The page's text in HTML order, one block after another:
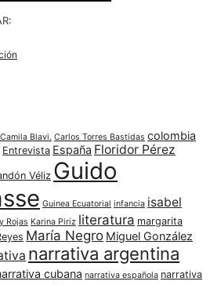
Camila Blavi. Carlos Torres Bastidas colombia
Entrevista España Floridor Pérez
Véliz Guido
Guinea Ecuatorial infancia isabel
Rojas Karina Piriz literatura margarita
María Negro Miguel González
narrativa argentina
cubana narrativa española narrativa